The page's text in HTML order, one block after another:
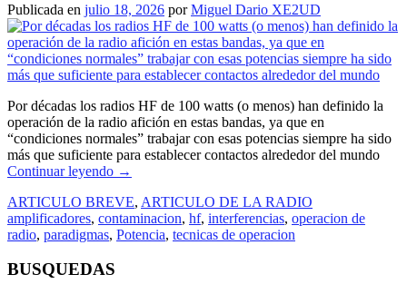
Publicada en julio 18, 2026 porMiguel Dario XE2UD
Por décadas los radios HF de 100 watts (o menos) han definido la
operación de la radio afición en estas bandas, ya que en
“condiciones normales” trabajar con esas potencias siempre ha sido
más que suficiente para establecer contactos alrededor del mundo
Continuar leyendo →
ARTICULO BREVE, ARTICULO DE LA RADIO
amplificadores, contaminacion, hf, interferencias, operacion de
radio, paradigmas, Potencia, tecnicas de operacion
BUSQUEDAS